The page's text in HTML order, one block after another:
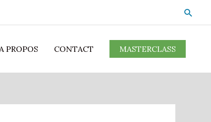
PROPOS CONTACT MASTERCLASS